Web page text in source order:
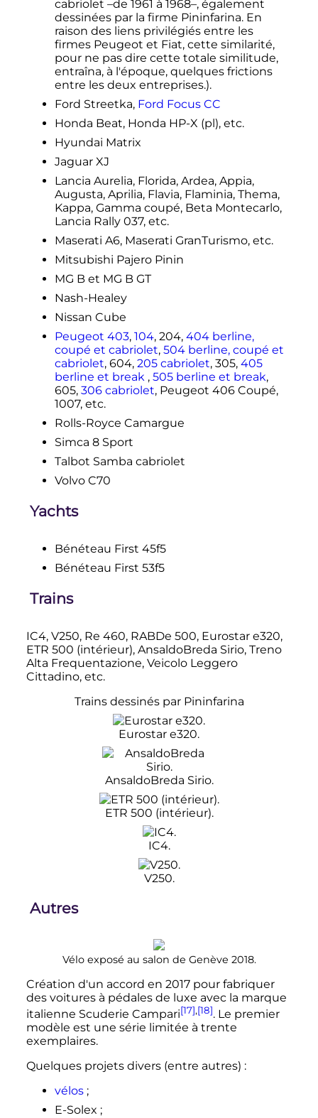
cabriolet –de 1961 à 1968–, également
dessinées par la firme Pininfarina. En
raison des liens privilégiés entre les
firmes Peugeot et Fiat, cette similarité,
pour ne pas dire cette totale similitude,
entraîna, à l'époque, quelques frictions
entre les deux entreprises.).
Ford Streetka, Ford Focus CC
Honda Beat, Honda HP-X (pl), etc.
Hyundai Matrix
Jaguar XJ
Lancia Aurelia, Florida, Ardea, Appia,
Augusta, Aprilia, Flavia, Flaminia, Thema,
Kappa, Gamma coupé, Beta Montecarlo,
Lancia Rally 037, etc.
Maserati A6, Maserati GranTurismo, etc.
Mitsubishi Pajero Pinin
MG B et MG B GT
Nash-Healey
Nissan Cube
Peugeot 403, 104, 204, 404 berline,
coupé et cabriolet, 504 berline, coupé et
cabriolet, 604, 205 cabriolet, 305, 405
berline et break, 505 berline et break,
605, 306 cabriolet, Peugeot 406 Coupé,
1007, etc.
Rolls-Royce Camargue
Simca 8 Sport
Talbot Samba cabriolet
Volvo C70
Yachts
Bénéteau First 45f5
Bénéteau First 53f5
Trains
IC4, V250, Re 460, RABDe 500, Eurostar e320,
ETR 500 (intérieur), AnsaldoBreda Sirio, Treno
Alta Frequentazione, Veicolo Leggero
Cittadino, etc.
Trains dessinés par Pininfarina
Eurostar e320.
AnsaldoBreda Sirio.
ETR 500 (intérieur).
IC4.
V250.
Autres
Vélo exposé au salon de Genève 2018.
Création d'un accord en 2017 pour fabriquer
des voitures à pédales de luxe avec la marque
italienne Scuderie Campari[17],[18]. Le premier
modèle est une série limitée à trente
exemplaires.
Quelques projets divers (entre autres) :
vélos ;
E-Solex ;